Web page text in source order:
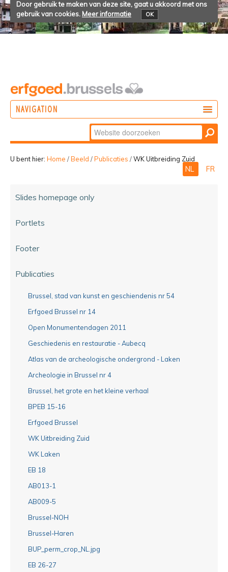
Door gebruik te maken van deze site, gaat u akkoord met ons
gebruik van cookies. Meer informatie OK
NAVIGATION
Zoek
Geavanceerd
zoeken...
U bent hier: Home /Beeld /Publicaties /WK Uitbreiding Zuid
NL FR
Slides homepage only
Portlets
Footer
Publicaties
Brussel, stad van kunst en geschiendenis nr 54
Erfgoed Brussel nr 14
Open Monumentendagen 2011
Geschiedenis en restauratie - Aubecq
Atlas van de archeologische ondergrond - Laken
Archeologie in Brussel nr 4
Brussel, het grote en het kleine verhaal
BPEB 15-16
Erfgoed Brussel
WK Uitbreiding Zuid
WK Laken
EB 18
AB013-1
AB009-5
Brussel-NOH
Brussel-Haren
BUP_perm_crop_NL.jpg
EB 26-27